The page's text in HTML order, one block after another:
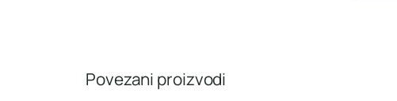
Povezani proizvodi